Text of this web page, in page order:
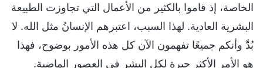
الخاصة، إذ قاموا بالكثير من الأعمال التي تجاوزت الطبيعة
البشرية العادية. لهذا السبب، اعتبرهم الإنسانُ مثل الله. لا
بُدَّ وأنكم جميعًا تفهمون الآن كل هذه الأمور بوضوح، فهذا
هو الأمر الأكثر حيرة لكل البشر في العصور الماضية.